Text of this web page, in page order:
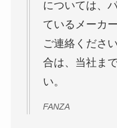
については、
ているメーカ
ご連絡くださ
合は、当社ま
い。
FANZA